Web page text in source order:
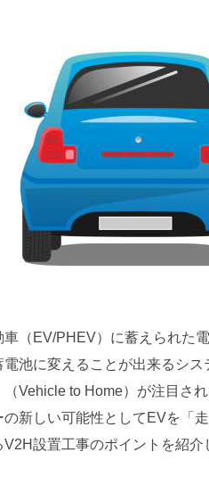
車（EV/PHEV）に蓄えられた電
電池に変えることが出来るシス
（Vehicle to Home）が注目され
の新しい可能性としてEVを「
設置工事のポイントを紹介